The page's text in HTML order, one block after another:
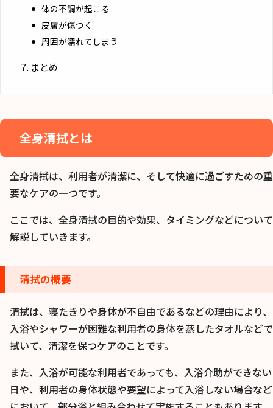
体の不調が起こる
皮膚が傷つく
周囲が濡れてしまう
まとめ
全身清拭とは
全身清拭は、利用者が清潔に、そして快適に過ごすための重
要なケアの一つです。
ここでは、全身清拭の目的や効果、タイミングなどについて
解説していきます。
清拭の概要
清拭は、寝たきりや身体が不自由であるなどの理由により、
入浴やシャワーが困難な利用者の身体を蒸したタオルなどで
拭いて、清潔を保つケアのことです。
また、入浴が可能な利用者であっても、入浴介助ができない
日や、利用者の身体状態や要望によって入浴しない場合など